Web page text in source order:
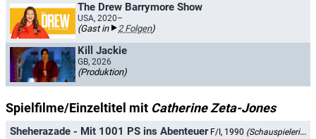
The Drew Barrymore Show
USA, 2020–
(Gast in 2 Folgen)
Kill Jackie
GB, 2026
(Produktion)
Spielfilme/Einzeltitel mit Catherine Zeta-Jones
Sheherazade - Mit 1001 PS ins Abenteuer F/I, 1990 (Schauspielerin)